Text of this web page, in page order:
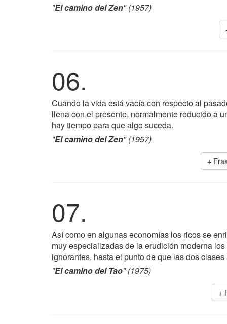
"El camino del Zen" (1957)
06.
Cuando la vida está vacía con respecto al
llena con el presente, normalmente reducido a
hay tiempo para que algo suceda.
"El camino del Zen" (1957)
+
07.
Así como en algunas economías los ricos se
muy especializadas de la erudición moderna
ignorantes, hasta el punto de que las dos
"El camino del Tao" (1975)
+